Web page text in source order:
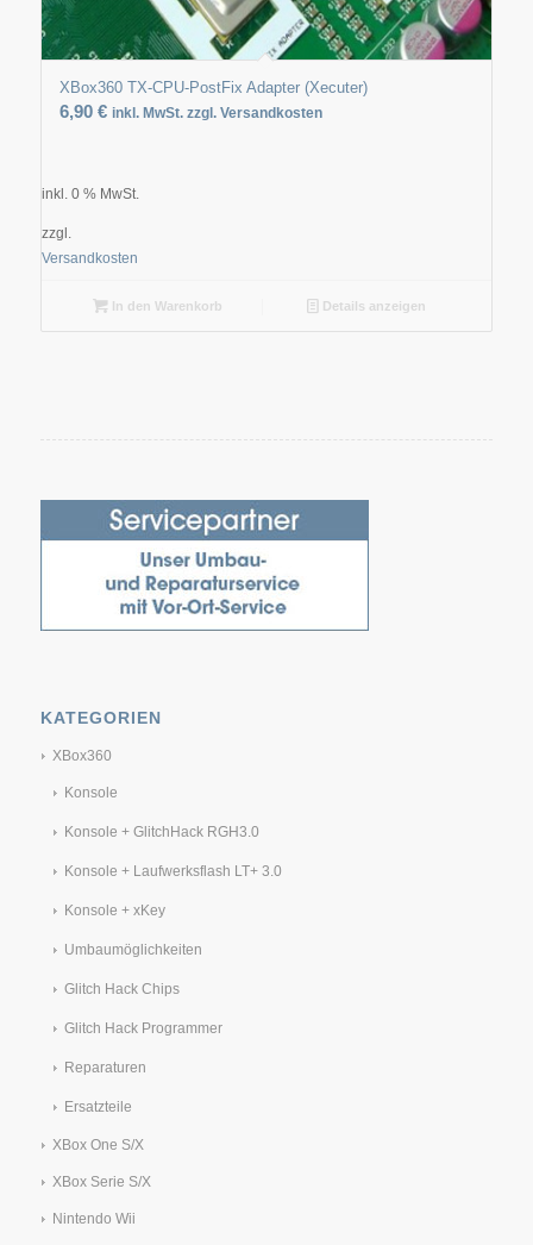
XBox360 TX-CPU-PostFix Adapter (Xecuter)
6,90 € inkl. MwSt. zzgl. Versandkosten
inkl. 0 % MwSt.
zzgl.
Versandkosten
In den Warenkorb Details anzeigen
KATEGORIEN
XBox360
Konsole
Konsole + GlitchHack RGH3.0
Konsole + Laufwerksflash LT+ 3.0
Konsole + xKey
Umbaumöglichkeiten
Glitch Hack Chips
Glitch Hack Programmer
Reparaturen
Ersatzteile
XBox One S/X
XBox Serie S/X
Nintendo Wii